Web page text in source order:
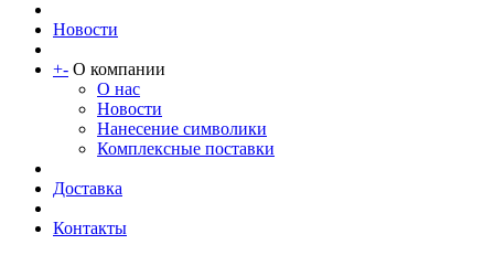
Новости
+- О компании
О нас
Новости
Нанесение символики
Комплексные поставки
Доставка
Контакты